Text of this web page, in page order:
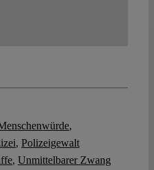
,
, Polizeigewalt
, Unmittelbarer Zwang